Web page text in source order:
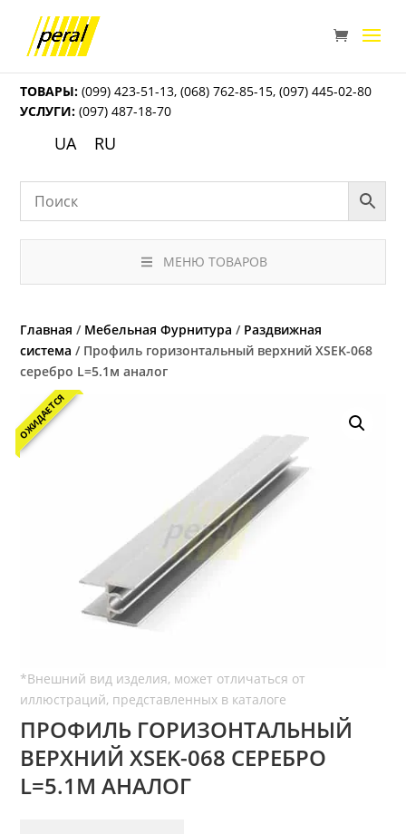
ТОВАРЫ: (099) 423-51-13,(068) 762-85-15,(097) 445-02-80
УСЛУГИ: (097) 487-18-70
UA RU
МЕНЮ ТОВАРОВ
Главная / Мебельная Фурнитура / Раздвижная
система / Профиль горизонтальный верхний ХSEK-068
серебро L=5.1м аналог
ОЖИДАЕТСЯ
ПРОФИЛЬ ГОРИЗОНТАЛЬНЫЙ
ВЕРХНИЙ ХSEK-068 СЕРЕБРО
L=5.1М АНАЛОГ